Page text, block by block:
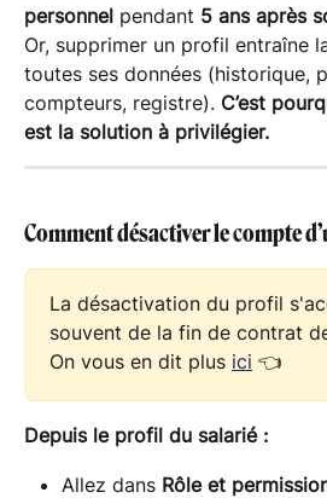
personnel pendant 5 ans après
Or, supprimer un profil entraîne
toutes ses données (historique,
compteurs, registre). C’est
est la solution à privilégier.
Comment désactiver le compte
La désactivation du profil
souvent de la fin de contrat
On vous en dit plus ici 👈
Depuis le profil du salarié :
Allez dans Rôle et